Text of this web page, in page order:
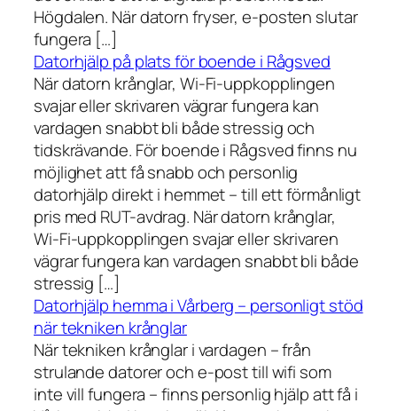
Högdalen. När datorn fryser, e-posten slutar
fungera […]
Datorhjälp på plats för boende i Rågsved
När datorn krånglar, Wi-Fi-uppkopplingen
svajar eller skrivaren vägrar fungera kan
vardagen snabbt bli både stressig och
tidskrävande. För boende i Rågsved finns nu
möjlighet att få snabb och personlig
datorhjälp direkt i hemmet – till ett förmånligt
pris med RUT-avdrag. När datorn krånglar,
Wi-Fi-uppkopplingen svajar eller skrivaren
vägrar fungera kan vardagen snabbt bli både
stressig […]
Datorhjälp hemma i Vårberg – personligt stöd
när tekniken krånglar
När tekniken krånglar i vardagen – från
strulande datorer och e-post till wifi som
inte vill fungera – finns personlig hjälp att få i